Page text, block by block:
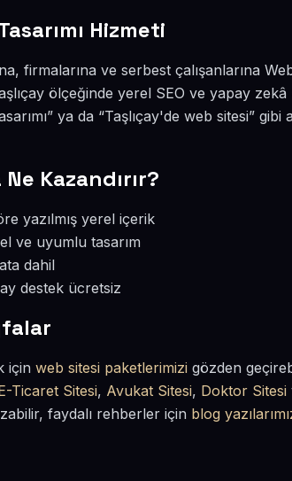
Hizmeti
firmalarına ve serbest çalışanlarına
ölçeğinde yerel SEO ve yapay
ya da “Taşlıçay'de web sitesi”
Kazandırır?
yazılmış yerel içerik
ve uyumlu tasarım
dahil
destek ücretsiz
için web sitesi paketlerimizi gözden
Ticaret Sitesi, Avukat Sitesi, Doktor Sitesi
faydalı rehberler için blog